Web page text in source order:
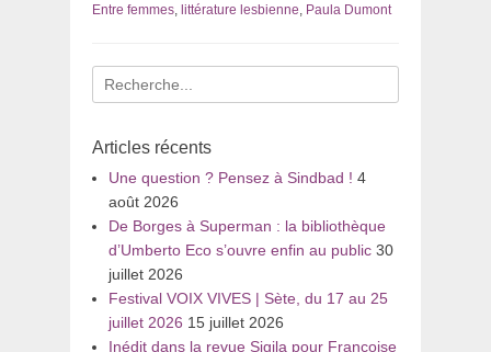
Entre femmes littérature lesbienne Paula Dumont
Recherche
pour
Articles récents
Une question ? Pensez à Sindbad ! 4
août 2026
De Borges à Superman : la bibliothèque
d’Umberto Eco s’ouvre enfin au public 30
juillet 2026
Festival VOIX VIVES | Sète, du 17 au 25
juillet 2026 15 juillet 2026
Inédit dans la revue Sigila pour Françoise